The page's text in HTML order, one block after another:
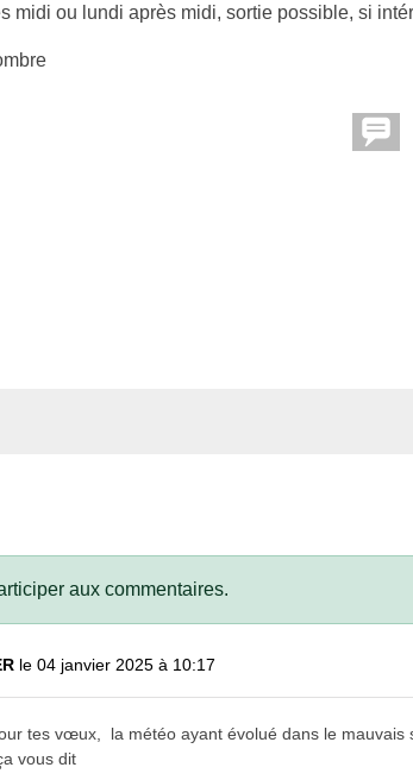
midi ou lundi après midi, sortie possible, si
aux commentaires.
le 04 janvier 2025 à 10:17
tes vœux, la météo ayant évolué dans le
vous dit